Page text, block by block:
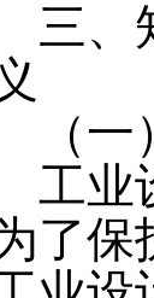
、知
一）
业设
了保